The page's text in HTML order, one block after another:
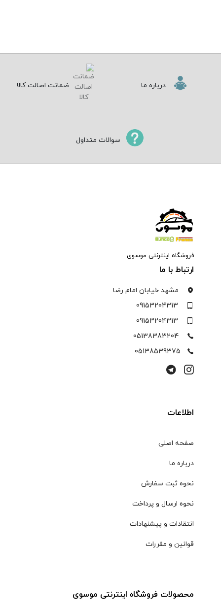
درباره ما ضمانت اصالت کالا
سوالات متداول
فروشگاه اینترنتی موسوی
ارتباط با ما
مشهد خیابان امام رضا
09153204313
09153204313
05138383204
05138539375
اطلاعات
صفحه اصلی
درباره ما
نحوه ثبت سفارش
نحوه ارسال و پرداخت
انتقادات و پیشنهادات
قوانین و مقررات
محصولات فروشگاه اینترنتی موسوی